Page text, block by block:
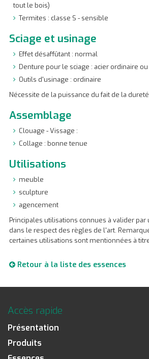
tout le bois)
Termites : classe S - sensible
Sciage et usinage
Effet désaffûtant : normal
Denture pour le sciage : acier ordinaire
Outils d'usinage : ordinaire
Nécessite de la puissance du fait de la
Assemblage
Clouage - Vissage :
Collage : bonne tenue
Utilisations
meuble
sculpture
agencement
Principales utilisations connues à valider
dans le respect des règles de l'art.
certaines utilisations sont mentionnées à
Retour à la liste des essences
Accès rapide
Présentation
Produits